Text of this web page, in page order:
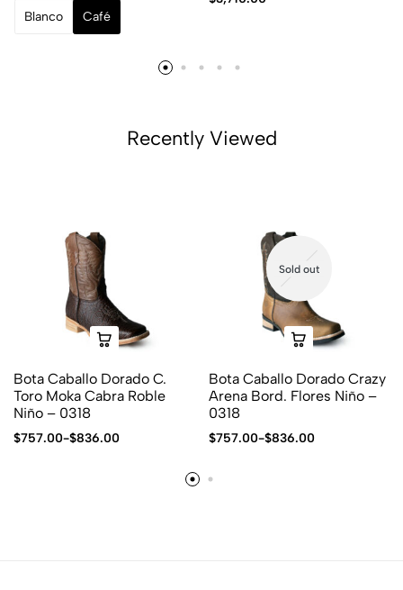
Blanco Café
Recently Viewed
Bota Caballo Dorado C.
Toro Moka Cabra Roble
Niño – 0318
$757.00-$836.00
Sold out
Bota Caballo Dorado Crazy
Arena Bord. Flores Niño –
0318
$757.00-$836.00